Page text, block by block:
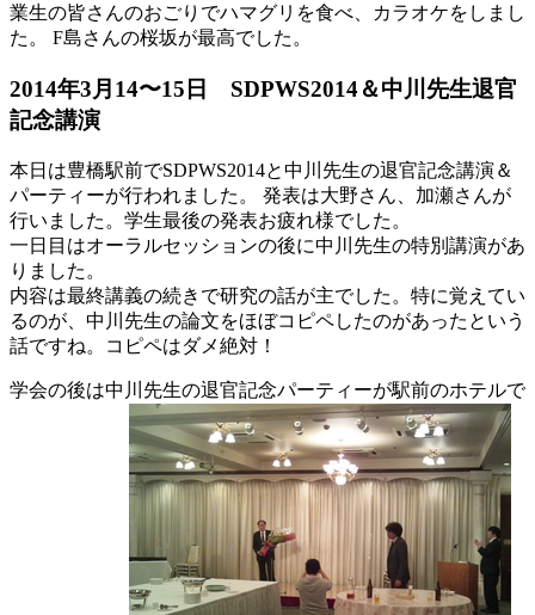
業生の皆さんのおごりでハマグリを食べ、カラオケをしまし
た。 F島さんの桜坂が最高でした。
2014年3月14〜15日 SDPWS2014＆中川先生退官
記念講演
本日は豊橋駅前でSDPWS2014と中川先生の退官記念講演＆
パーティーが行われました。 発表は大野さん、加瀬さんが
行いました。学生最後の発表お疲れ様でした。
一日目はオーラルセッションの後に中川先生の特別講演があ
りました。
内容は最終講義の続きで研究の話が主でした。特に覚えてい
るのが、中川先生の論文をほぼコピペしたのがあったという
話ですね。コピペはダメ絶対！
学会の後は中川先生の退官記念パーティーが駅前のホテルで